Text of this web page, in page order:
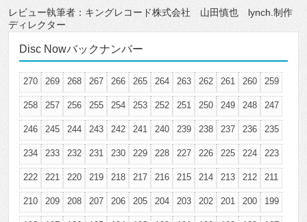
レビュー執筆者：キングレコード株式会社 山田慎也 lynch.制作
ディレクター
Disc Nowバックナンバー
270 269 268 267 266 265 264 263 262 261 260 259
258 257 256 255 254 253 252 251 250 249 248 247
246 245 244 243 242 241 240 239 238 237 236 235
234 233 232 231 230 229 228 227 226 225 224 223
222 221 220 219 218 217 216 215 214 213 212 211
210 209 208 207 206 205 204 203 202 201 200 199